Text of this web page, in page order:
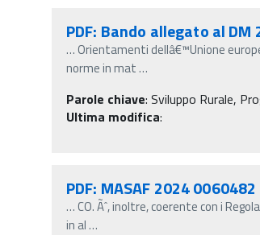
PDF: Bando allegato al
…Orientamenti dellâ€™Unione
norme in mat…
Parole chiave: Sviluppo Rurale,
Ultima modifica:
PDF: MASAF 2024
…CO. Ãˆ, inoltre, coerente con i
in al…